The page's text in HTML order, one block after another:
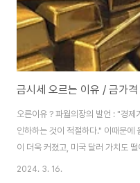
금시세 오르는 이유 / 금가
오른이유 ? 파월의장의 발언 : "경
인하하는 것이 적절하다." 이때문에
이 더욱 커졌고, 미국 달러 가치도
금, 은, 구리 등 원자재 가격의 상승
2024. 3. 16.